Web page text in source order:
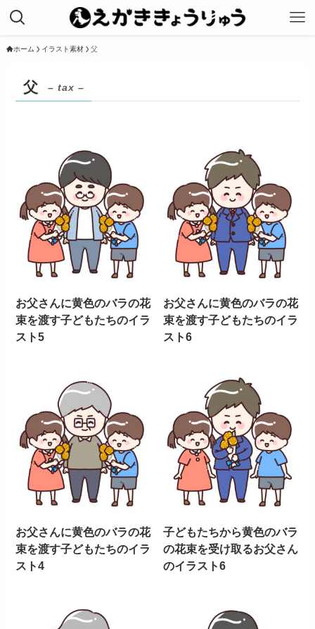
ホーム イラスト素材 父
父 – tax –
お父さんに黄色のバラの花
束を渡す子どもたちのイラ
スト5
お父さんに黄色のバラの花
束を渡す子どもたちのイラ
スト6
お父さんに黄色のバラの花
束を渡す子どもたちのイラ
スト4
子どもたちから黄色のバラ
の花束を受け取るお父さん
のイラスト6